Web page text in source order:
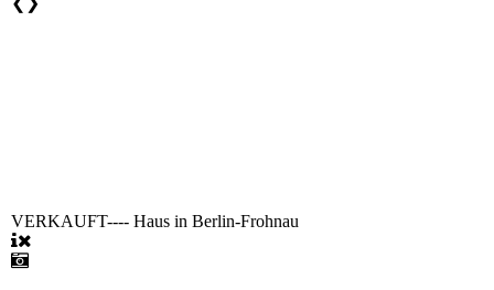
VERKAUFT---- Haus in Berlin-Frohnau